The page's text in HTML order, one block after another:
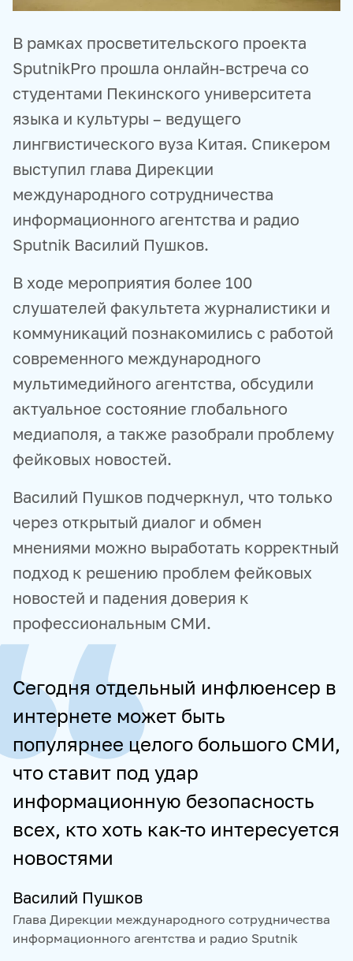
В рамках просветительского проекта
SputnikPro прошла онлайн-встреча со
студентами Пекинского университета
языка и культуры – ведущего
лингвистического вуза Китая. Спикером
выступил глава Дирекции
международного сотрудничества
информационного агентства и радио
Sputnik Василий Пушков.
В ходе мероприятия более 100
слушателей факультета журналистики и
коммуникаций познакомились с работой
современного международного
мультимедийного агентства, обсудили
актуальное состояние глобального
медиаполя, а также разобрали проблему
фейковых новостей.
Василий Пушков подчеркнул, что только
через открытый диалог и обмен
мнениями можно выработать корректный
подход к решению проблем фейковых
новостей и падения доверия к
профессиональным СМИ.
Сегодня отдельный инфлюенсер в
интернете может быть
популярнее целого большого СМИ,
что ставит под удар
информационную безопасность
всех, кто хоть как-то интересуется
новостями
Василий Пушков
Глава Дирекции международного сотрудничества
информационного агентства и радио Sputnik